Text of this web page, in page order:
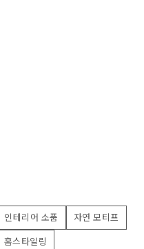
인테리어 소품
자연 모티프
홈스타일링